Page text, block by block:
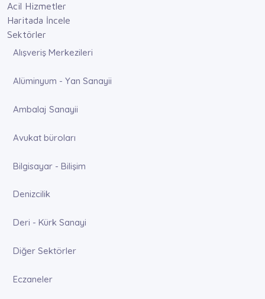
Acil Hizmetler
Haritada İncele
Sektörler
Alışveriş Merkezileri
Alüminyum - Yan Sanayii
Ambalaj Sanayii
Avukat büroları
Bilgisayar - Bilişim
Denizcilik
Deri - Kürk Sanayi
Diğer Sektörler
Eczaneler